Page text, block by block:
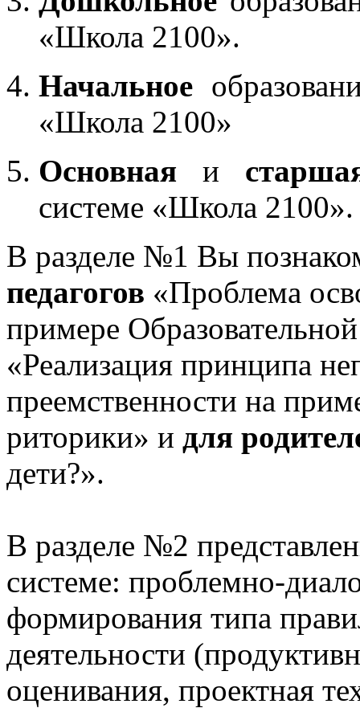
«Школа 2100».
Начальное
«Школа 2100»
Основная и
системе «Школа 2100».
В разделе №1 Вы
педагогов «Проблема
примере
«Реализация принципа
преемственности на
риторики» и для
дети?».
В разделе №2
системе: проблемно-
формирования типа
деятельности
оценивания, проектная